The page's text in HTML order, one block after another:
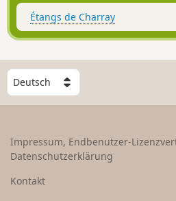
Étangs de Charray
W
ä
h
e
n
Impressum, Endbenutzer-
Datenschutzerklärung
Kontakt